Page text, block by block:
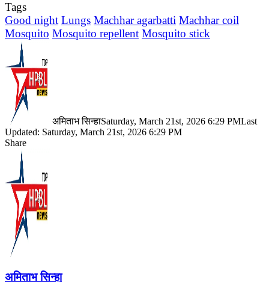
Tags
Good night Lungs Machhar agarbatti Machhar coil
Mosquito Mosquito repellent Mosquito stick
अमिताभ सिन्हाSaturday, March 21st, 2026 6:29 PMLast
Updated: Saturday, March 21st, 2026 6:29 PM
Share
Facebook
LinkedIn
Pinterest
WhatsApp
Telegram
अमिताभ सिन्हा